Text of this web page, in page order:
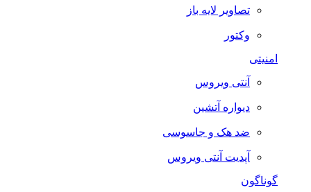
تصاویر لایه باز
وکتور
امنیتی
آنتی ویروس
دیواره آتشین
ضد هک و جاسوسی
آپدیت آنتی ویروس
گوناگون